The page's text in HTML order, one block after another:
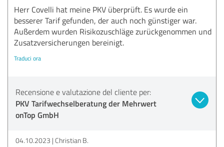
Herr Covelli hat meine PKV überprüft. Es wurde ein
besserer Tarif gefunden, der auch noch günstiger war.
Außerdem wurden Risikozuschläge zurückgenommen und
Zusatzversicherungen bereinigt.
Traduci ora
Recensione e valutazione del cliente per:
PKV Tarifwechselberatung der Mehrwert
onTop GmbH
04.10.2023 Christian B.